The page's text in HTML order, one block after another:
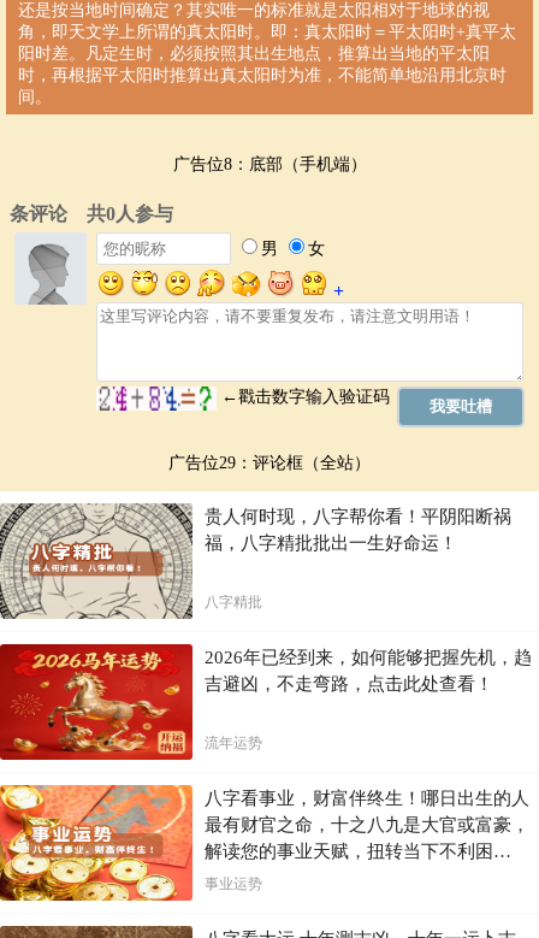
还是按当地时间确定？其实唯一的标准就是太阳相对于地球的视
角，即天文学上所谓的真太阳时。即：真太阳时＝平太阳时+真平太
阳时差。凡定生时，必须按照其出生地点，推算出当地的平太阳
时，再根据平太阳时推算出真太阳时为准，不能简单地沿用北京时
间。
广告位8：底部（手机端）
广告位29：评论框（全站）
贵人何时现，八字帮你看！平阴阳断祸
福，八字精批批出一生好命运！
八字精批
2026年已经到来，如何能够把握先机，趋
吉避凶，不走弯路，点击此处查看！
流年运势
八字看事业，财富伴终生！哪日出生的人
最有财官之命，十之八九是大官或富豪，
解读您的事业天赋，扭转当下不利困
局！！
事业运势